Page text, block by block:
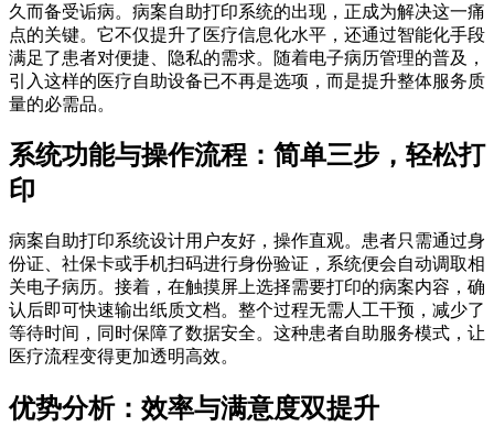
久而备受诟病。病案自助打印系统的出现，正成为解决这一痛
点的关键。它不仅提升了医疗信息化水平，还通过智能化手段
满足了患者对便捷、隐私的需求。随着电子病历管理的普及，
引入这样的医疗自助设备已不再是选项，而是提升整体服务质
量的必需品。
系统功能与操作流程：简单三步，轻松打
印
病案自助打印系统设计用户友好，操作直观。患者只需通过身
份证、社保卡或手机扫码进行身份验证，系统便会自动调取相
关电子病历。接着，在触摸屏上选择需要打印的病案内容，确
认后即可快速输出纸质文档。整个过程无需人工干预，减少了
等待时间，同时保障了数据安全。这种患者自助服务模式，让
医疗流程变得更加透明高效。
优势分析：效率与满意度双提升